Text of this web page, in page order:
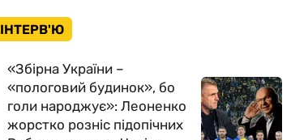
ІНТЕРВ'Ю
«Збірна України –
«пологовий будинок», бо
голи народжує»: Леоненко
жорстко розніс підопічних